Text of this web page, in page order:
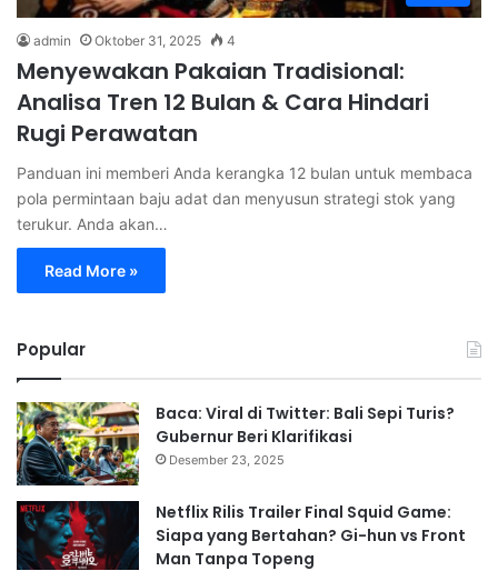
admin Oktober 31, 2025 4
Menyewakan Pakaian Tradisional:
Analisa Tren 12 Bulan & Cara Hindari
Rugi Perawatan
Panduan ini memberi Anda kerangka 12 bulan untuk membaca
pola permintaan baju adat dan menyusun strategi stok yang
terukur. Anda akan…
Read More »
Popular
Baca: Viral di Twitter: Bali Sepi Turis?
Gubernur Beri Klarifikasi
Desember 23, 2025
Netflix Rilis Trailer Final Squid Game:
Siapa yang Bertahan? Gi-hun vs Front
Man Tanpa Topeng